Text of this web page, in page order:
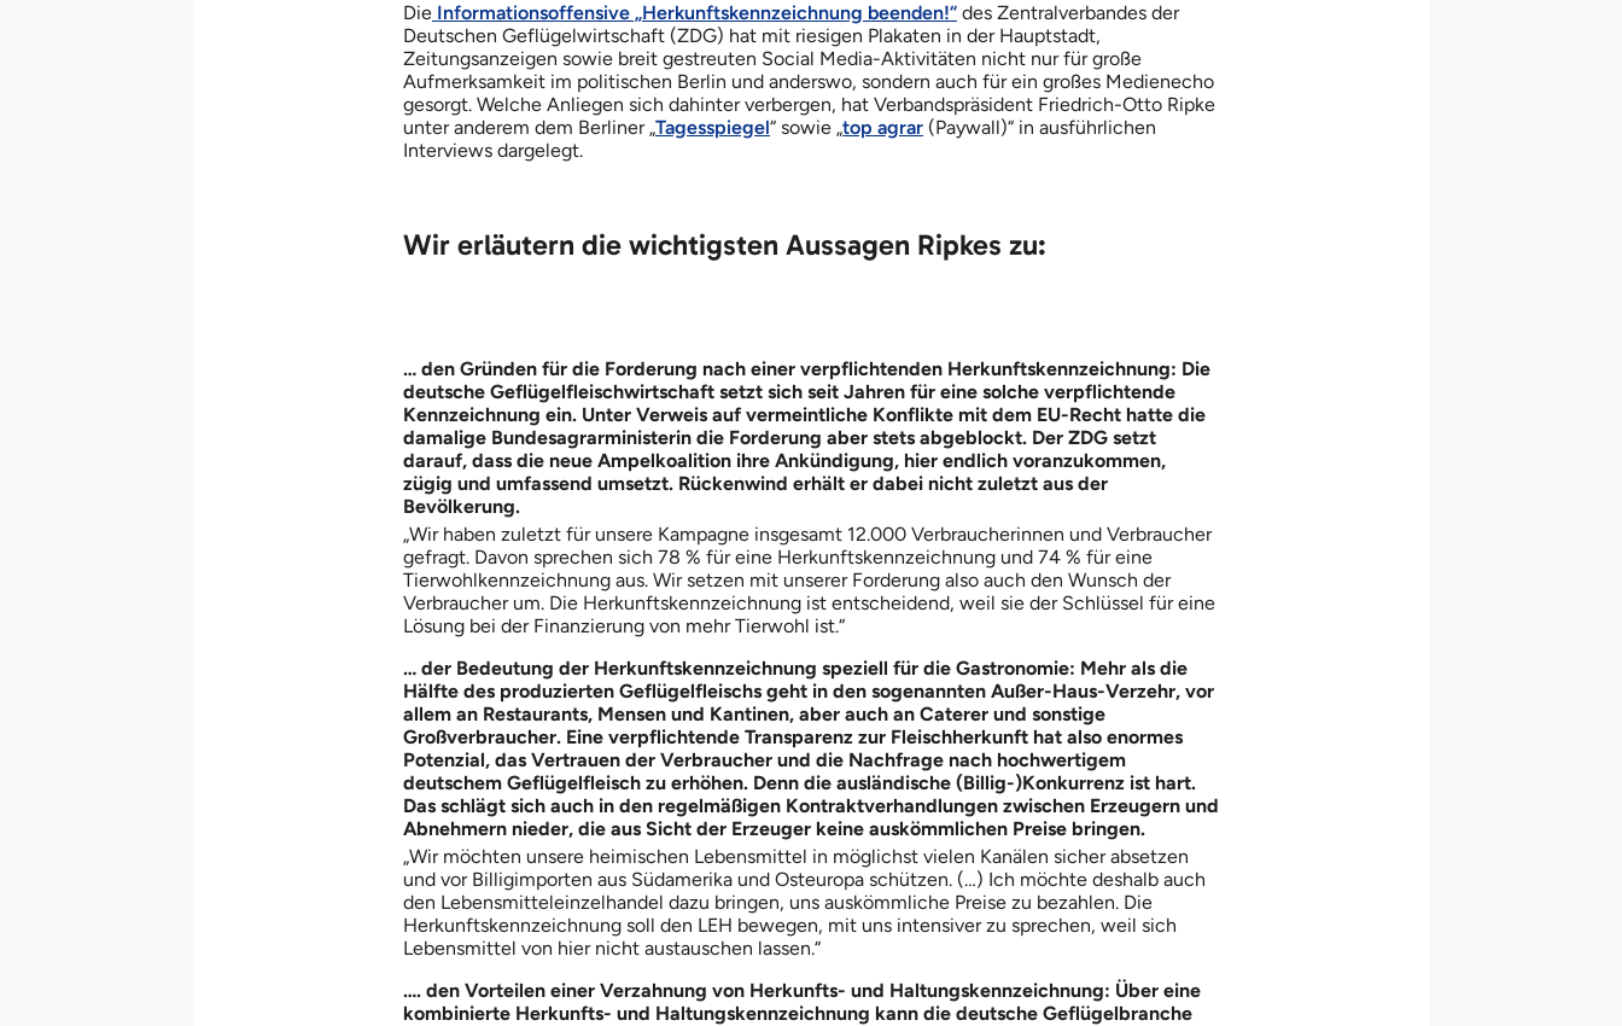
Die Informationsoffensive „Herkunftskennzeichnung beenden!“ des Zentralverbandes der
Deutschen Geflügelwirtschaft (ZDG) hat mit riesigen Plakaten in der Hauptstadt,
Zeitungsanzeigen sowie breit gestreuten Social Media-Aktivitäten nicht nur für große
Aufmerksamkeit im politischen Berlin und anderswo, sondern auch für ein großes Medienecho
gesorgt. Welche Anliegen sich dahinter verbergen, hat Verbandspräsident Friedrich-Otto Ripke
unter anderem dem Berliner „Tagesspiegel“ sowie „top agrar (Paywall)“ in ausführlichen
Interviews dargelegt.
Wir erläutern die wichtigsten Aussagen Ripkes zu:
… den Gründen für die Forderung nach einer verpflichtenden Herkunftskennzeichnung: Die
deutsche Geflügelfleischwirtschaft setzt sich seit Jahren für eine solche verpflichtende
Kennzeichnung ein. Unter Verweis auf vermeintliche Konflikte mit dem EU-Recht hatte die
damalige Bundesagrarministerin die Forderung aber stets abgeblockt. Der ZDG setzt
darauf, dass die neue Ampelkoalition ihre Ankündigung, hier endlich voranzukommen,
zügig und umfassend umsetzt. Rückenwind erhält er dabei nicht zuletzt aus der
Bevölkerung.
„Wir haben zuletzt für unsere Kampagne insgesamt 12.000 Verbraucherinnen und Verbraucher
gefragt. Davon sprechen sich 78 % für eine Herkunftskennzeichnung und 74 % für eine
Tierwohlkennzeichnung aus. Wir setzen mit unserer Forderung also auch den Wunsch der
Verbraucher um. Die Herkunftskennzeichnung ist entscheidend, weil sie der Schlüssel für eine
Lösung bei der Finanzierung von mehr Tierwohl ist.“
… der Bedeutung der Herkunftskennzeichnung speziell für die Gastronomie: Mehr als die
Hälfte des produzierten Geflügelfleischs geht in den sogenannten Außer-Haus-Verzehr, vor
allem an Restaurants, Mensen und Kantinen, aber auch an Caterer und sonstige
Großverbraucher. Eine verpflichtende Transparenz zur Fleischherkunft hat also enormes
Potenzial, das Vertrauen der Verbraucher und die Nachfrage nach hochwertigem
deutschem Geflügelfleisch zu erhöhen. Denn die ausländische (Billig-)Konkurrenz ist hart.
Das schlägt sich auch in den regelmäßigen Kontraktverhandlungen zwischen Erzeugern und
Abnehmern nieder, die aus Sicht der Erzeuger keine auskömmlichen Preise bringen.
„Wir möchten unsere heimischen Lebensmittel in möglichst vielen Kanälen sicher absetzen
und vor Billigimporten aus Südamerika und Osteuropa schützen. (…) Ich möchte deshalb auch
den Lebensmitteleinzelhandel dazu bringen, uns auskömmliche Preise zu bezahlen. Die
Herkunftskennzeichnung soll den LEH bewegen, mit uns intensiver zu sprechen, weil sich
Lebensmittel von hier nicht austauschen lassen.“
…. den Vorteilen einer Verzahnung von Herkunfts- und Haltungskennzeichnung: Über eine
kombinierte Herkunfts- und Haltungskennzeichnung kann die deutsche Geflügelbranche